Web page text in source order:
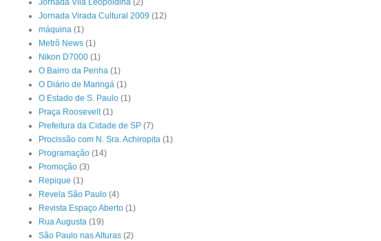
Jornada Vila Leopoldina (2)
Jornada Virada Cultural 2009 (12)
máquina (1)
Metrô News (1)
Nikon D7000 (1)
O Bairro da Penha (1)
O Diário de Maringá (1)
O Estado de S. Paulo (1)
Praça Roosevelt (1)
Prefeitura da Cidade de SP (7)
Procissão com N. Sra. Achiropita (1)
Programação (14)
Promoção (3)
Repique (1)
Revela São Paulo (4)
Revista Espaço Aberto (1)
Rua Augusta (19)
São Paulo nas Alturas (2)